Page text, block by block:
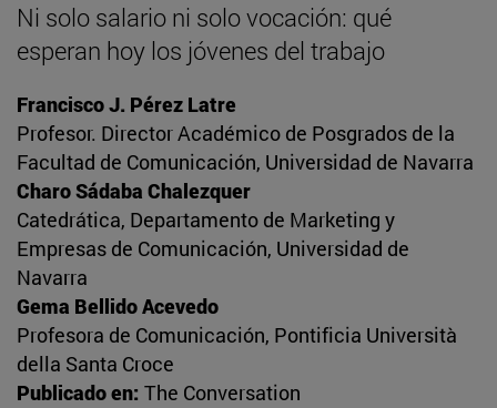
Ni solo salario ni solo vocación: qué
esperan hoy los jóvenes del trabajo
Francisco J. Pérez Latre
Profesor. Director Académico de Posgrados de la
Facultad de Comunicación, Universidad de Navarra
Charo Sádaba Chalezquer
Catedrática, Departamento de Marketing y
Empresas de Comunicación, Universidad de
Navarra
Gema Bellido Acevedo
Profesora de Comunicación, Pontificia Università
della Santa Croce
Publicado en: The Conversation